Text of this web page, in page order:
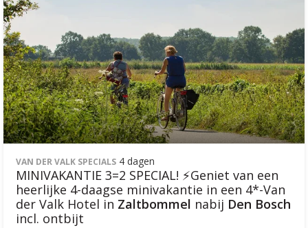
VAN DER VALK SPECIALS 4 dagen
MINIVAKANTIE 3=2 SPECIAL! ⚡Geniet van een
heerlijke 4-daagse minivakantie in een 4*-Van
der Valk Hotel in Zaltbommel nabij Den Bosch
incl. ontbijt